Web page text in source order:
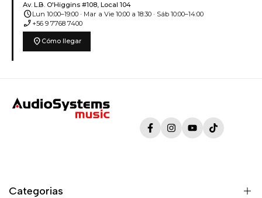
Av. L.B. O'Higgins #108, Local 104
scheduleLun 10:00–19:00 · Mar a Vie 10:00 a 18:30 · Sáb 10:00–14:00
phone_enabled +56 9 7768 7400
location_on Cómo llegar
FacebookInstagramYouTubeTikTok
Categorias